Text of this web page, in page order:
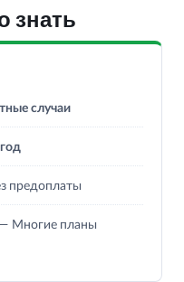
знать
случаи
предоплаты
— Многие планы